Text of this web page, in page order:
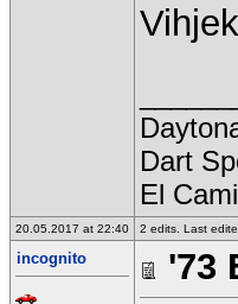
Dart
El
20.05.2017 at 22:40 2 edits. Last
incognito
'73